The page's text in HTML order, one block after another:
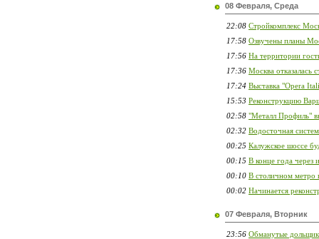
08 Февраля, Среда
22:08 Стройкомплекс
17:58 Озвучены планы
17:56 На территории
17:36 Москва отказалась
17:24 Выставка "Opera
15:53 Реконструкцию
02:58 "Металл Профиль"
02:32 Водосточная
00:25 Калужское шоссе
00:15 В конце года через
00:10 В столичном метро
00:02 Начинается
07 Февраля, Вторник
23:56 Обманутые